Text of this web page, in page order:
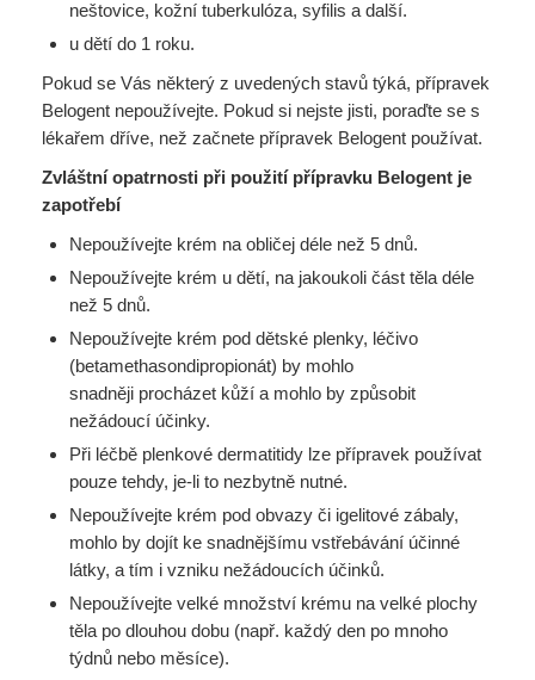
neštovice, kožní tuberkulóza, syfilis a další.
u dětí do 1 roku.
Pokud se Vás některý z uvedených stavů týká, přípravek
Belogent nepoužívejte. Pokud si nejste jisti, poraďte se s
lékařem dříve, než začnete přípravek Belogent používat.
Zvláštní opatrnosti při použití přípravku Belogent je
zapotřebí
Nepoužívejte krém na obličej déle než 5 dnů.
Nepoužívejte krém u dětí, na jakoukoli část těla déle
než 5 dnů.
Nepoužívejte krém pod dětské plenky, léčivo
(betamethasondipropionát) by mohlo
snadněji procházet kůží a mohlo by způsobit
nežádoucí účinky.
Při léčbě plenkové dermatitidy lze přípravek používat
pouze tehdy, je-li to nezbytně nutné.
Nepoužívejte krém pod obvazy či igelitové zábaly,
mohlo by dojít ke snadnějšímu vstřebávání účinné
látky, a tím i vzniku nežádoucích účinků.
Nepoužívejte velké množství krému na velké plochy
těla po dlouhou dobu (např. každý den po mnoho
týdnů nebo měsíce).